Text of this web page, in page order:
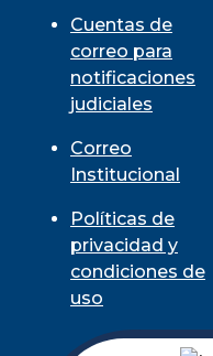
Cuentas de
correo para
notificaciones
judiciales
Correo
Institucional
Políticas de
privacidad y
condiciones de
uso